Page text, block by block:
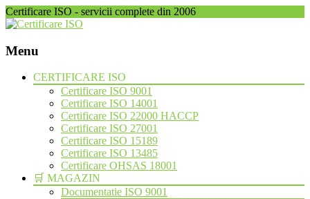
Certificare ISO - servicii complete din 2006
Menu
Skip
CERTIFICARE ISO
Certificare ISO 9001
Certificare ISO 14001
Certificare ISO 22000 HACCP
Certificare ISO 27001
Certificare ISO 15189
Certificare ISO 13485
Certificare OHSAS 18001
🛒 MAGAZIN
Documentatie ISO 9001